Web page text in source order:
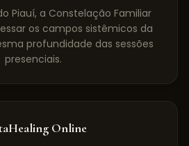
Piauí, a Constelação Familiar
os campos sistêmicos da
profundidade das sessões
presenciais.
Online